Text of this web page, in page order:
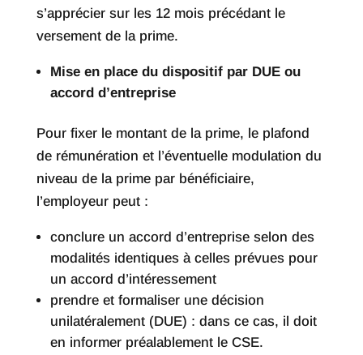
s’apprécier sur les 12 mois précédant le
versement de la prime.
Mise en place du dispositif par DUE ou
accord d’entreprise
Pour fixer le montant de la prime, le plafond
de rémunération et l’éventuelle modulation du
niveau de la prime par bénéficiaire,
l’employeur peut :
conclure un accord d’entreprise selon des
modalités identiques à celles prévues pour
un accord d’intéressement
prendre et formaliser une décision
unilatéralement (DUE) : dans ce cas, il doit
en informer préalablement le CSE.